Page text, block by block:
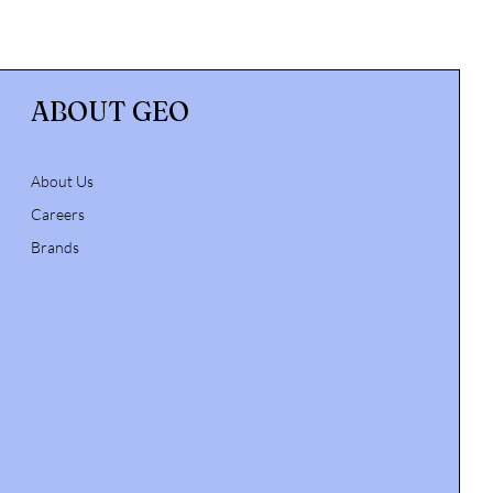
ABOUT GEO
About Us
Careers
Brands